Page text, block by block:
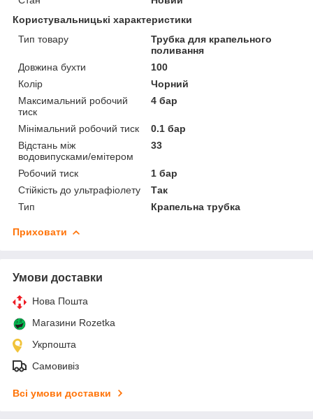
Користувальницькі характеристики
Тип товару
Трубка для крапельного
поливання
Довжина бухти
100
Колір
Чорний
Максимальний робочий
тиск
4 бар
Мінімальний робочий тиск
0.1 бар
Відстань між
водовипусками/емітером
33
Робочий тиск
1 бар
Стійкість до ультрафіолету
Так
Тип
Крапельна трубка
Приховати
Умови доставки
Нова Пошта
Магазини Rozetka
Укрпошта
Самовивіз
Всі умови доставки